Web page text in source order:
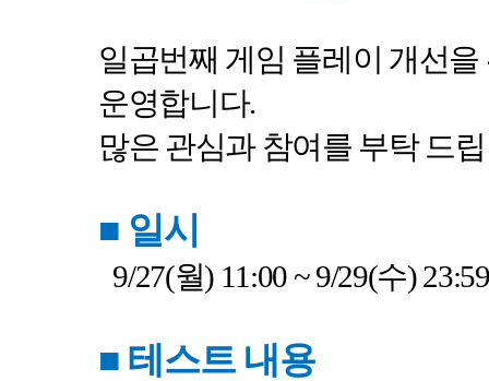
일곱번째 게임 플레이 개선
운영합니다.
많은 관심과 참여를 부탁 드
■ 일시
9/27(월) 11:00 ~ 9/29(수)
■ 테스트 내용